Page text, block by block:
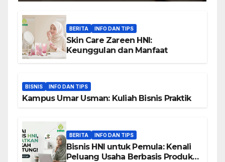
BERITA INFO DAN TIPS
Skin Care Zareen HNI:
Keunggulan dan Manfaat
BISNIS INFO DAN TIPS
Kampus Umar Usman: Kuliah Bisnis Praktik
BERITA INFO DAN TIPS
Bisnis HNI untuk Pemula: Kenali
Peluang Usaha Berbasis Produk,